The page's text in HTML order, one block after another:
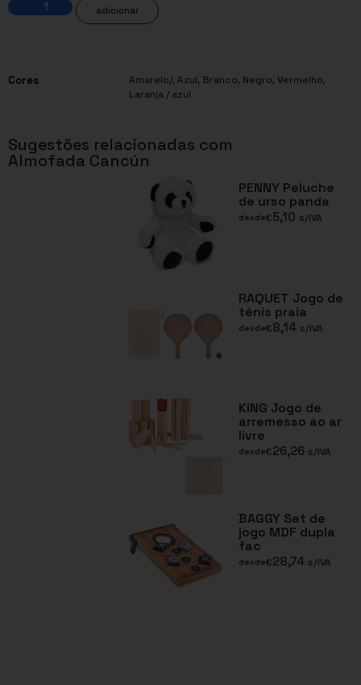
adicionar
Cores Amarelo/, Azul, Branco, Negro, Vermelho,
Laranja / azul
Sugestões relacionadas com
Almofada Cancún
PENNY Peluche
de urso panda
desde€5,10 s/IVA
RAQUET Jogo de
ténis praia
desde€8,14 s/IVA
KING Jogo de
arremesso ao ar
livre
desde€26,26 s/IVA
BAGGY Set de
jogo MDF dupla
fac
desde€28,74 s/IVA